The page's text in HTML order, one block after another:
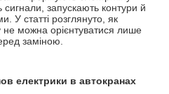
запускають контури й
У статті розглянуто, як
не можна орієнтуватися лише
заміною.
електрики в автокранах